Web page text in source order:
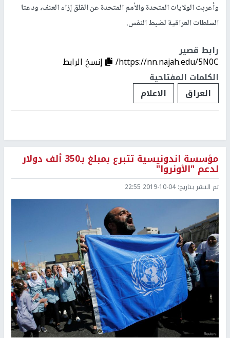
وأعربت الولايات المتحدة والأمم المتحدة عن القلق إزاء العنف، ودعتا
السلطات العراقية لضبط النفس.
رابط قصير
https://nn.najah.edu/5N0C/
إنسخ الرابط
الكلمات المفتاحية
العراق
الاعلام
مؤسسة اندونيسية تتبرع بمبلغ بـ350 ألف دولار
لدعم "الأونروا"
تم النشر بتاريخ:2019-10-04 22:55